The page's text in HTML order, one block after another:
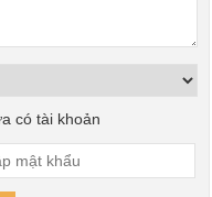
có tài khoản